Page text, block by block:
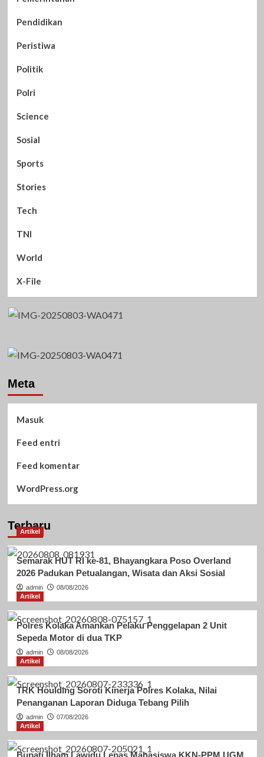
Pendidikan
Peristiwa
Politik
Polri
Science
Sosial
Sports
Stories
Tech
TNI
World
X-File
Meta
Masuk
Feed entri
Feed komentar
WordPress.org
Terbaru
Artikel
Semarak HUT RI ke-81, Bhayangkara Poso Overland
2026 Padukan Petualangan, Wisata dan Aksi Sosial
admin
08/08/2026
Artikel
Polres Kolaka Amankan Pelaku Penggelapan 2 Unit
Sepeda Motor di dua TKP
admin
08/08/2026
Artikel
TRK Houlding Soroti Kinerja Polres Kolaka, Nilai
Penanganan Laporan Diduga Tebang Pilih
admin
07/08/2026
Artikel
Bupati Ilham Lawidu Lepas Mahasiswa KKN-PPM UGM